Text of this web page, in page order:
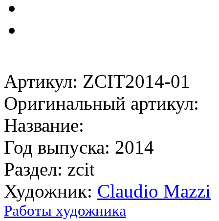
Артикул: ZCIT2014-01
Оригинальный артикул:
Название:
Год выпуска: 2014
Раздел: zcit
Художник: Claudio Mazzi
Работы художника